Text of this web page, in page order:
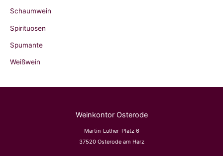
Schaumwein
Spirituosen
Spumante
Weißwein
Weinkontor Osterode
Martin-Luther-Platz 6
37520 Osterode am Harz